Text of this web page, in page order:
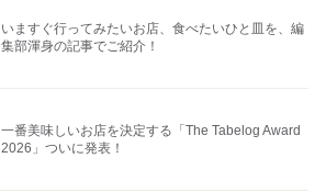
いますぐ行ってみたいお店、食べたいひと皿を、編
集部渾身の記事でご紹介！
一番美味しいお店を決定する「The Tabelog Award
2026」ついに発表！